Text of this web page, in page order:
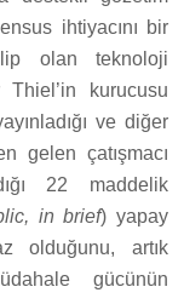
ihtiyacını bir
olan teknoloji
kurucusu
ve diğer
gelen çatışmacı
22 maddelik
in brief) yapay
olduğunu, artık
gücünün